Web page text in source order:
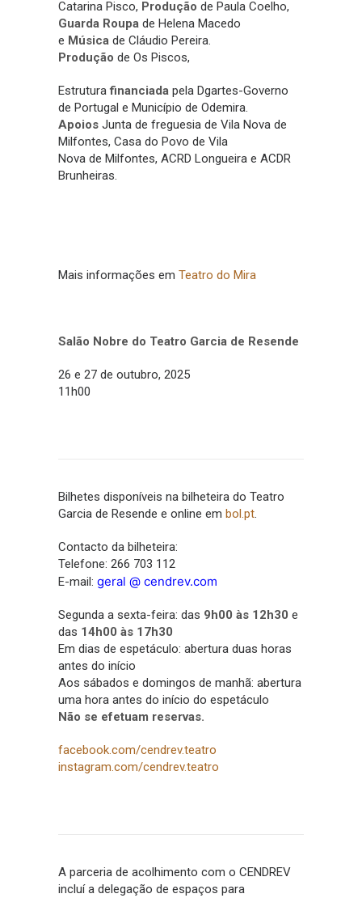
Catarina Pisco, Produção de Paula Coelho,
Guarda Roupa de Helena Macedo
e Música de Cláudio Pereira.
Produção de Os Piscos,
Estruturafinanciada pela Dgartes-Governo
de Portugal e Município de Odemira.
Apoios Junta de freguesia de Vila Nova de
Milfontes, Casa do Povo de Vila
Nova de Milfontes, ACRD Longueira e ACDR
Brunheiras.
Mais informações em Teatro do Mira
Salão Nobre do Teatro Garcia de Resende
26 e 27 de outubro, 2025
11h00
Bilhetes disponíveis na bilheteira do Teatro
Garcia de Resende e online em bol.pt.
Contacto da bilheteira:
Telefone: 266 703 112
E-mail: geral @ cendrev.com
Segunda a sexta-feira: das 9h00 às 12h30 e
das 14h00 às 17h30
Em dias de espetáculo: abertura duas horas
antes do início
Aos sábados e domingos de manhã: abertura
uma hora antes do início do espetáculo
Não se efetuam reservas.
facebook.com/cendrev.teatro
instagram.com/cendrev.teatro
A parceria de acolhimento com o CENDREV
incluí a delegação de espaços para